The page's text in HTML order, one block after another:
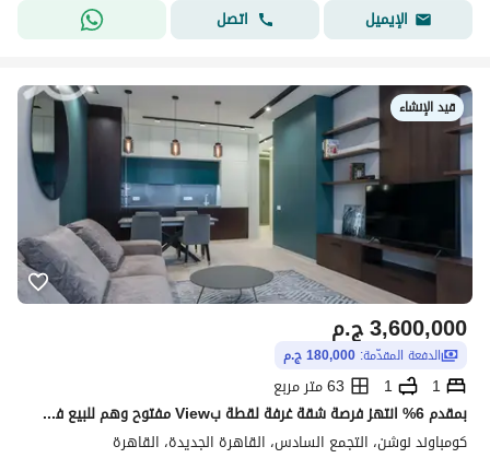
الإيميل
اتصل
قيد الإنشاء
ج.م3,600,000
الدفعة المقدّمة: 180,000 ج.م
1
1
63 متر مربع
بمقدم 6% انتهز فرصة شقة غرفة لقطة بView مفتوح وهم للبيع في ارقى كمبوند في التجمع
كومباوند نوشن، التجمع السادس، القاهرة الجديدة، القاهرة